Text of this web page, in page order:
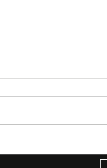
Dijual